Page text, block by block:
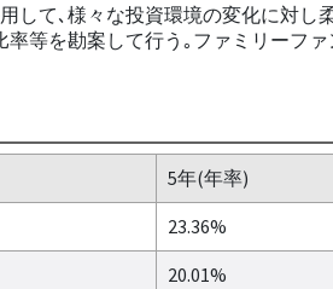
して､様々な投資環境の変化に対し
等を勘案して行う｡ファミリーファ
5年(年率)
23.36%
20.01%